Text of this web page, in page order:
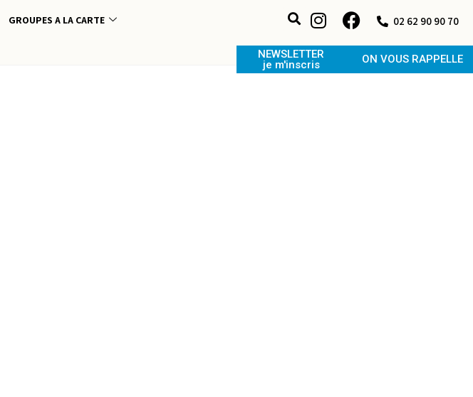
GROUPES A LA CARTE 02 62 90 90 70
NEWSLETTER
je m'inscris
ON VOUS RAPPELLE